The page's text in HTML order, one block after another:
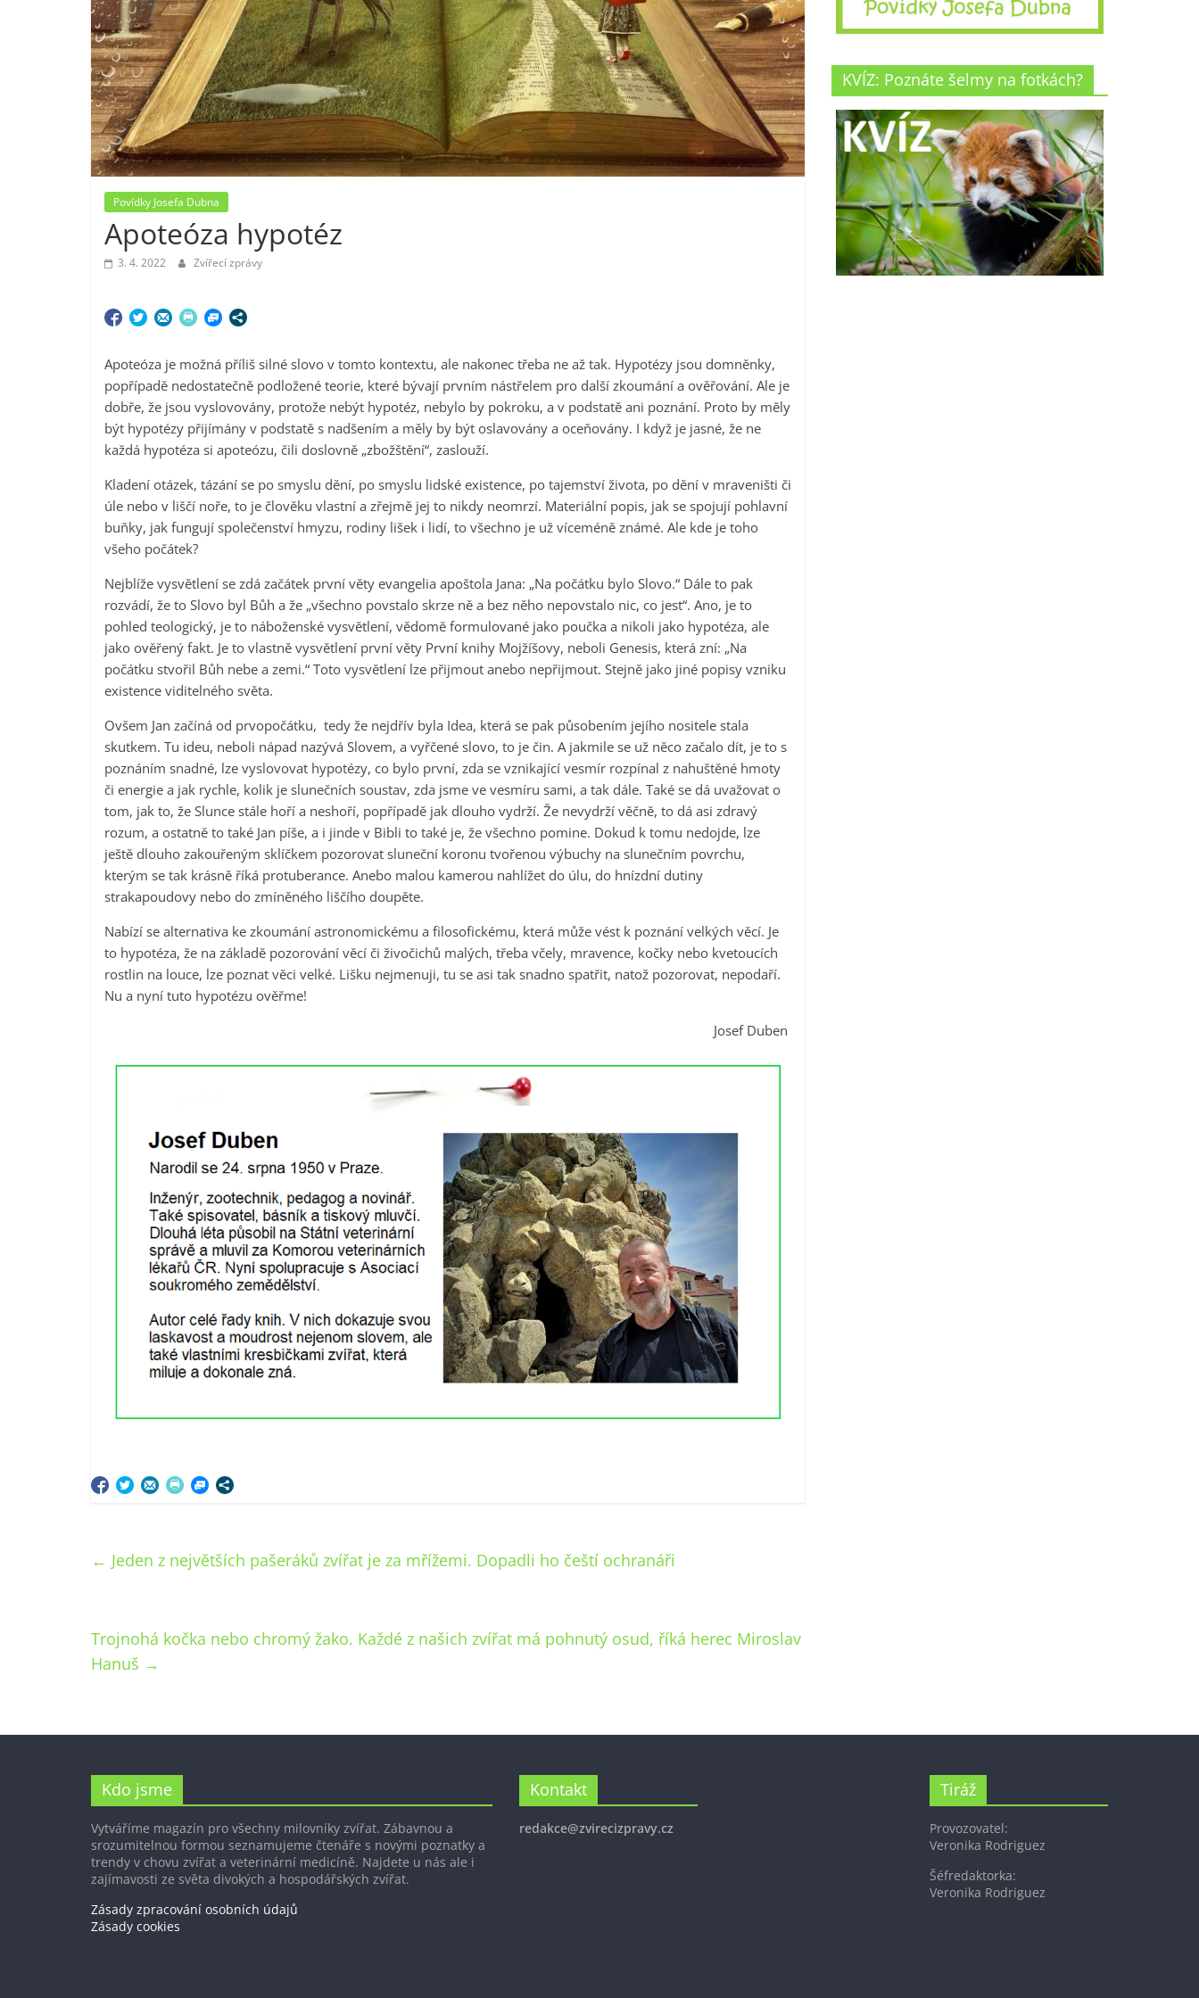
Povídky Josefa Dubna
Apoteóza hypotéz
3. 4. 2022 Zvířecí zprávy
Apoteóza je možná příliš silné slovo v tomto kontextu, ale nakonec třeba ne až tak. Hypotézy jsou domněnky,
popřípadě nedostatečně podložené teorie, které bývají prvním nástřelem pro další zkoumání a ověřování. Ale je
dobře, že jsou vyslovovány, protože nebýt hypotéz, nebylo by pokroku, a v podstatě ani poznání. Proto by měly
být hypotézy přijímány v podstatě s nadšením a měly by být oslavovány a oceňovány. I když je jasné, že ne
každá hypotéza si apoteózu, čili doslovně „zbožštění“, zaslouží.
Kladení otázek, tázání se po smyslu dění, po smyslu lidské existence, po tajemství života, po dění v mraveništi či
úle nebo v liščí noře, to je člověku vlastní a zřejmě jej to nikdy neomrzí. Materiální popis, jak se spojují pohlavní
buňky, jak fungují společenství hmyzu, rodiny lišek i lidí, to všechno je už víceméně známé. Ale kde je toho
všeho počátek?
Nejblíže vysvětlení se zdá začátek první věty evangelia apoštola Jana: „Na počátku bylo Slovo.“ Dále to pak
rozvádí, že to Slovo byl Bůh a že „všechno povstalo skrze ně a bez něho nepovstalo nic, co jest“. Ano, je to
pohled teologický, je to náboženské vysvětlení, vědomě formulované jako poučka a nikoli jako hypotéza, ale
jako ověřený fakt. Je to vlastně vysvětlení první věty První knihy Mojžíšovy, neboli Genesis, která zní: „Na
počátku stvořil Bůh nebe a zemi.“ Toto vysvětlení lze přijmout anebo nepřijmout. Stejně jako jiné popisy vzniku
existence viditelného světa.
Ovšem Jan začíná od prvopočátku, tedy že nejdřív byla Idea, která se pak působením jejího nositele stala
skutkem. Tu ideu, neboli nápad nazývá Slovem, a vyřčené slovo, to je čin. A jakmile se už něco začalo dít, je to s
poznáním snadné, lze vyslovovat hypotézy, co bylo první, zda se vznikající vesmír rozpínal z nahuštěné hmoty
či energie a jak rychle, kolik je slunečních soustav, zda jsme ve vesmíru sami, a tak dále. Také se dá uvažovat o
tom, jak to, že Slunce stále hoří a neshoří, popřípadě jak dlouho vydrží. Že nevydrží věčně, to dá asi zdravý
rozum, a ostatně to také Jan píše, a i jinde v Bibli to také je, že všechno pomine. Dokud k tomu nedojde, lze
ještě dlouho zakouřeným sklíčkem pozorovat sluneční koronu tvořenou výbuchy na slunečním povrchu,
kterým se tak krásně říká protuberance. Anebo malou kamerou nahlížet do úlu, do hnízdní dutiny
strakapoudovy nebo do zmíněného liščího doupěte.
Nabízí se alternativa ke zkoumání astronomickému a filosofickému, která může vést k poznání velkých věcí. Je
to hypotéza, že na základě pozorování věcí či živočichů malých, třeba včely, mravence, kočky nebo kvetoucích
rostlin na louce, lze poznat věci velké. Lišku nejmenuji, tu se asi tak snadno spatřit, natož pozorovat, nepodaří.
Nu a nyní tuto hypotézu ověřme!
Josef Duben
← Jeden z největších pašeráků zvířat je za mřížemi. Dopadli ho čeští ochranáři
Trojnohá kočka nebo chromý žako. Každé z našich zvířat má pohnutý osud, říká herec Miroslav
Hanuš →
KVÍZ: Poznáte šelmy na fotkách?
Kdo jsme
Vytváříme magazín pro všechny milovníky zvířat. Zábavnou a
srozumitelnou formou seznamujeme čtenáře s novými poznatky a
trendy v chovu zvířat a veterinární medicíně. Najdete u nás ale i
zajímavosti ze světa divokých a hospodářských zvířat.
Zásady zpracování osobních údajů
Zásady cookies
Kontakt
redakce@zvirecizpravy.cz
Tiráž
Provozovatel:
Veronika Rodriguez
Šéfredaktorka:
Veronika Rodriguez